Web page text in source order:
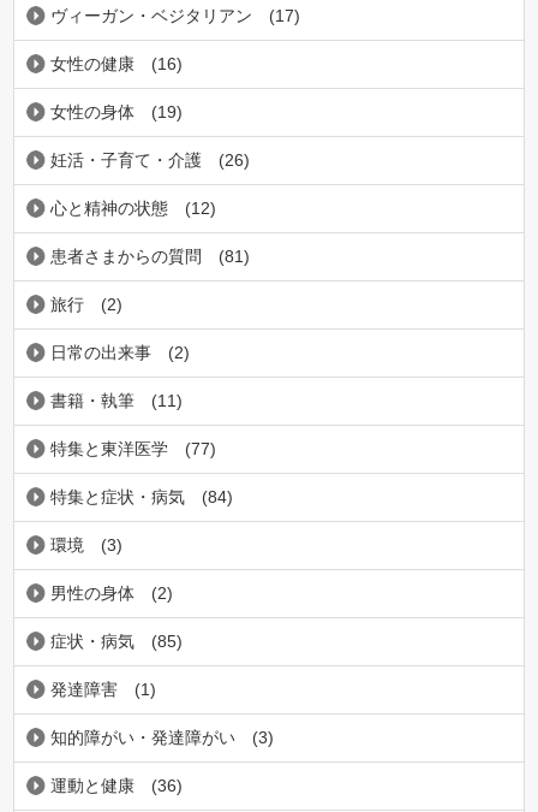
ヴィーガン・ベジタリアン (17)
女性の健康 (16)
女性の身体 (19)
妊活・子育て・介護 (26)
心と精神の状態 (12)
患者さまからの質問 (81)
旅行 (2)
日常の出来事 (2)
書籍・執筆 (11)
特集と東洋医学 (77)
特集と症状・病気 (84)
環境 (3)
男性の身体 (2)
症状・病気 (85)
発達障害 (1)
知的障がい・発達障がい (3)
運動と健康 (36)